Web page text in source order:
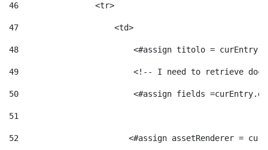
46
                <tr>
47
                    <td>
48
<#assign titolo =
49
<!-- I need to retrieve
50
<#assign fields
51
52
<#assign assetRenderer =